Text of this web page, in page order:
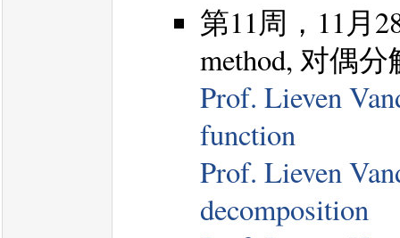
第11周，11月
method, 对偶
Prof. Lieven
function
Prof. Lieven
decomposition